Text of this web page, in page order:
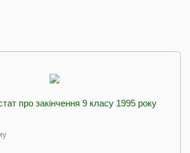
про закінчення 9 класу 1995 року